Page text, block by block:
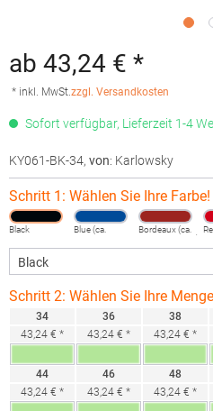
ab 43,24 € *
* inkl. MwSt.zzgl. Versandkosten
Sofort verfügbar, Lieferzeit 1-4
KY061-BK-34, von: Karlowsky
Schritt 1: Wählen Sie Ihre Farbe!
Black
Blue (ca.
7687C)
Bordeaux (ca.
Pantone 209C)
Schritt 2: Wählen Sie Ihre
34
43,24 € *
36
43,24 € *
38
43,24 € *
44
43,24 € *
46
43,24 € *
48
43,24 € *